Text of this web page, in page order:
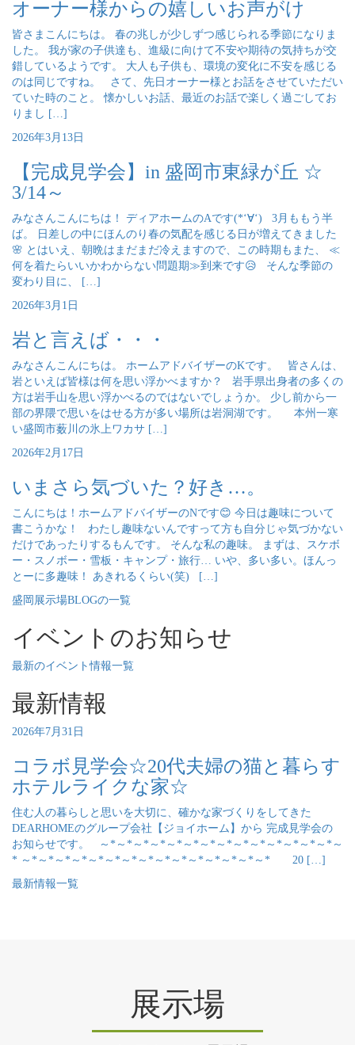
オーナー様からの嬉しいお声がけ
皆さまこんにちは。 春の兆しが少しずつ感じられる季節になりま
した。 我が家の子供達も、進級に向けて不安や期待の気持ちが交
錯しているようです。 大人も子供も、環境の変化に不安を感じる
のは同じですね。 さて、先日オーナー様とお話をさせていただい
ていた時のこと。 懐かしいお話、最近のお話で楽しく過ごしてお
りまし […]
2026年3月13日
【完成見学会】in 盛岡市東緑が丘 ☆
3/14～
みなさんこんにちは！ ディアホームのAです(*‘∀‘) 3月ももう半
ば。 日差しの中にほんのり春の気配を感じる日が増えてきました
🌸 とはいえ、朝晩はまだまだ冷えますので、この時期もまた、 ≪
何を着たらいいかわからない問題期≫到来です😥 そんな季節の
変わり目に、 […]
2026年3月1日
岩と言えば・・・
みなさんこんにちは。 ホームアドバイザーのKです。 皆さんは、
岩といえば皆様は何を思い浮かべますか？ 岩手県出身者の多くの
方は岩手山を思い浮かべるのではないでしょうか。 少し前から一
部の界隈で思いをはせる方が多い場所は岩洞湖です。 本州一寒
い盛岡市薮川の氷上ワカサ […]
2026年2月17日
いまさら気づいた？好き…。
こんにちは！ホームアドバイザーのNです😊 今日は趣味について
書こうかな！ わたし趣味ないんですって方も自分じゃ気づかない
だけであったりするもんです。 そんな私の趣味。 まずは、スケボ
ー・スノボー・雪板・キャンプ・旅行… いや、多い多い。ほんっ
とーに多趣味！ あきれるくらい(笑) […]
盛岡展示場BLOGの一覧
イベントのお知らせ
最新のイベント情報一覧
最新情報
2026年7月31日
コラボ見学会☆20代夫婦の猫と暮らす
ホテルライクな家☆
住む人の暮らしと思いを大切に、確かな家づくりをしてきた
DEARHOMEのグループ会社【ジョイホーム】から 完成見学会の
お知らせです。 ～*～*～*～*～*～*～*～*～*～*～*～*～*～*～
* ～*～*～*～*～*～*～*～*～*～*～*～*～*～*～* 20 […]
最新情報一覧
展示場